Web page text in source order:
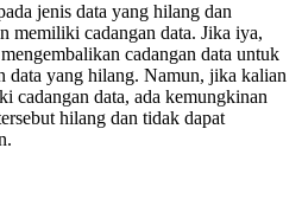
jenis data yang hilang dan
memiliki cadangan data. Jika iya,
cadangan data untuk
data yang hilang. Namun, jika kalian
cadangan data, ada kemungkinan
hilang dan tidak dapat